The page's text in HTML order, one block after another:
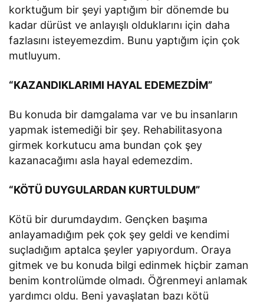
korktuğum bir şeyi yaptığım bir dönemde bu
kadar dürüst ve anlayışlı olduklarını için daha
fazlasını isteyemezdim. Bunu yaptığım için çok
mutluyum.
“KAZANDIKLARIMI HAYAL EDEMEZDİM”
Bu konuda bir damgalama var ve bu insanların
yapmak istemediği bir şey. Rehabilitasyona
girmek korkutucu ama bundan çok şey
kazanacağımı asla hayal edemezdim.
“KÖTÜ DUYGULARDAN KURTULDUM”
Kötü bir durumdaydım. Gençken başıma
anlayamadığım pek çok şey geldi ve kendimi
suçladığım aptalca şeyler yapıyordum. Oraya
gitmek ve bu konuda bilgi edinmek hiçbir zaman
benim kontrolümde olmadı. Öğrenmeyi anlamak
yardımcı oldu. Beni yavaşlatan bazı kötü